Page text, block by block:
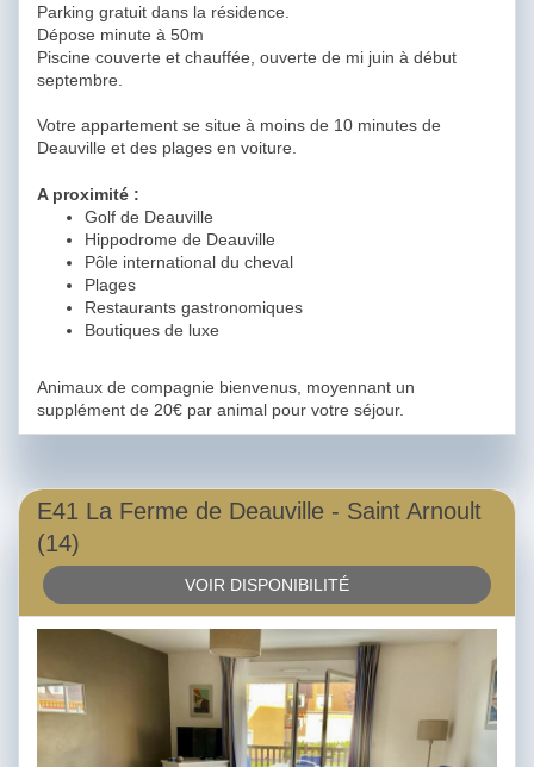
Parking gratuit dans la résidence.
Dépose minute à 50m
Piscine couverte et chauffée, ouverte de mi juin à début
septembre.
Votre appartement se situe à moins de 10 minutes de
Deauville et des plages en voiture.
A proximité :
Golf de Deauville
Hippodrome de Deauville
Pôle international du cheval
Plages
Restaurants gastronomiques
Boutiques de luxe
Animaux de compagnie bienvenus, moyennant un
supplément de 20€ par animal pour votre séjour.
E41 La Ferme de Deauville - Saint Arnoult
(14)
VOIR DISPONIBILITÉ